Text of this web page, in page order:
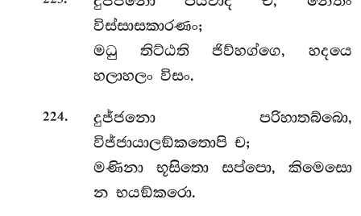
විස්සාසකාරණං;
මධු තිට්ඨති ජිව්හග්ගෙ, හදයෙ
හලාහලං විසං.
224. දුජ්ජනො පරිහාතබ්බො,
විජ්ජායාලඞ්කතොපි ච;
මණිනා භූසිතො සප්පො, කිමෙසො
න භයඞ්කරො.